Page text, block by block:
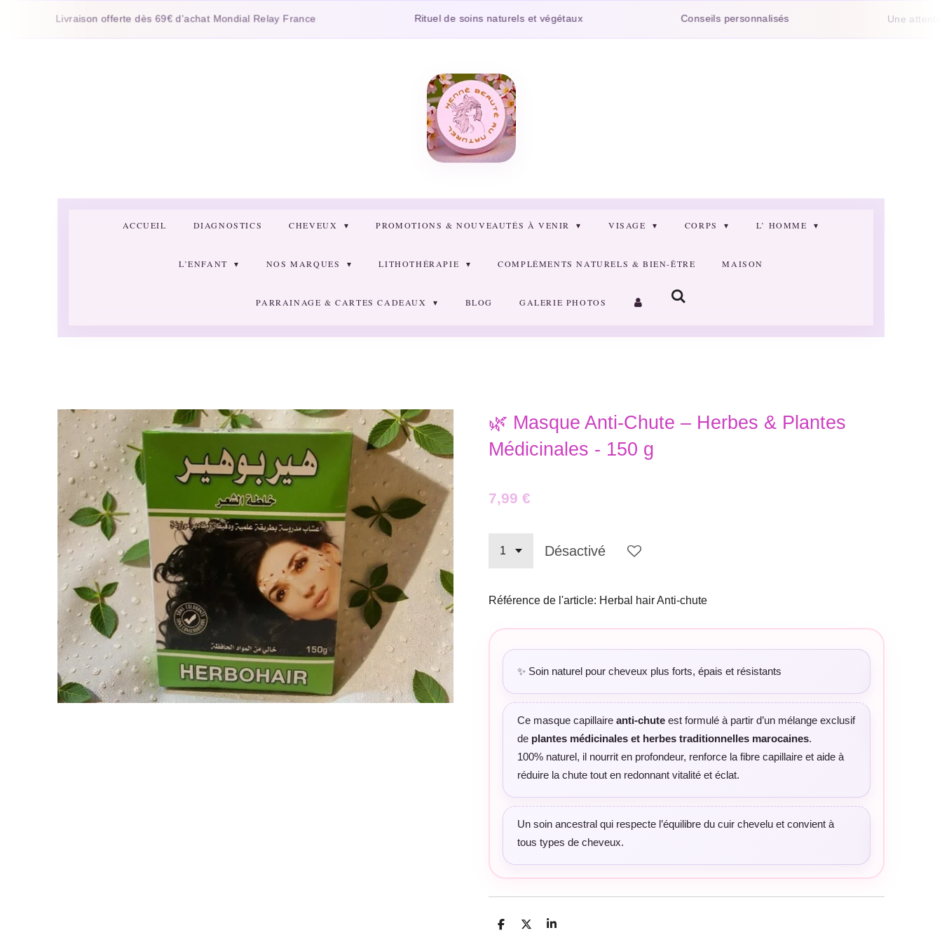
Livraison offerte dès 69€ d'achat Mondial Relay France Rituel de soins naturels et végétaux Conseils personnalisés Une attention
ACCUEIL DIAGNOSTICS CHEVEUX PROMOTIONS & NOUVEAUTÉS À VENIR VISAGE CORPS L’ HOMME
L’ENFANT NOS MARQUES LITHOTHÉRAPIE COMPLÉMENTS NATURELS & BIEN-ÊTRE MAISON
PARRAINAGE & CARTES CADEAUX BLOG GALERIE PHOTOS
🌿 Masque Anti-Chute – Herbes & Plantes
Médicinales - 150 g
7,99 €
Désactivé
Référence de l'article: Herbal hair Anti-chute
✨ Soin naturel pour cheveux plus forts, épais et résistants
Ce masque capillaire anti-chute est formulé à partir d’un mélange exclusif
de plantes médicinales et herbes traditionnelles marocaines.
100% naturel, il nourrit en profondeur, renforce la fibre capillaire et aide à
réduire la chute tout en redonnant vitalité et éclat.
Un soin ancestral qui respecte l’équilibre du cuir chevelu et convient à
tous types de cheveux.
P
P
P